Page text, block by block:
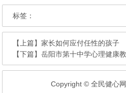
标签：
【上篇】家长如何应付任性的孩子
【下篇】岳阳市第十中学心理健康
Copyright © 全民健心